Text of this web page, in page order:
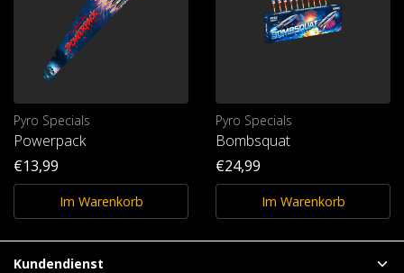
Pyro Specials
Powerpack
€13,99
Im Warenkorb
Pyro Specials
Bombsquat
€24,99
Im Warenkorb
Kundendienst